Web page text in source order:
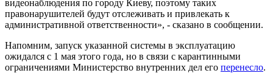
видеонаблюдения по городу Киеву, поэтому таких
правонарушителей будут отслеживать и привлекать к
административной ответственности», - сказано в сообщении.
Напомним, запуск указанной системы в эксплуатацию
ожидался с 1 мая этого года, но в связи с карантинными
ограничениями Министерство внутренних дел его перенесло.